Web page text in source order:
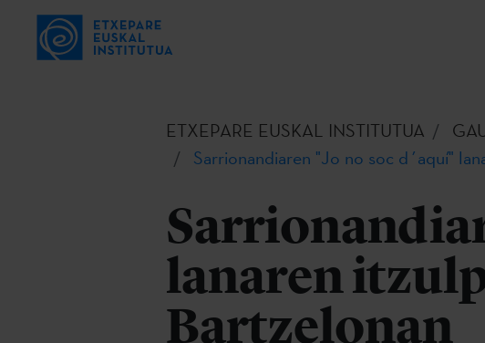
ETXEPARE EUSKAL INSTITUTUA
Sarrionandiaren "Jo no soc d´aquí"
lanaren
Bartzelonan